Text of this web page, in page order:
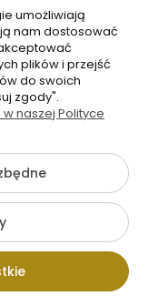
umożliwiają
nam dostosować
plików i przejść
do swoich
zgody".
naszej Polityce